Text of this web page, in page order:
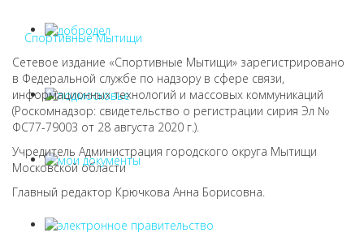
Спортивные Мытищи
Сетевое издание «Спортивные Мытищи» зарегистрировано
в Федеральной службе по надзору в сфере связи,
информационных технологий и массовых коммуникаций
(Роскомнадзор: свидетельство о регистрации сирия Эл №
ФС77-79003 от 28 августа 2020 г.).
Учредитель Администрация городского округа Мытищи
Московской области
Главный редактор Крючкова Анна Борисовна.